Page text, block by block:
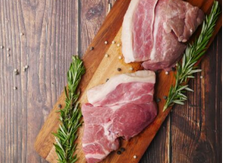
approches de
ancestrale
Nutrition Viande